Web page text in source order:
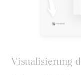
Visualisierung